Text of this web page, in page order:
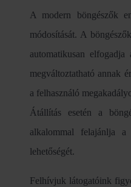
A modern böngészők
módosítását. A
automatikusan
megváltoztatható annak
a felhasználó
Átállítás esetén a
alkalommal felajánlja a
lehetőségét.
Felhívjuk látogatóink